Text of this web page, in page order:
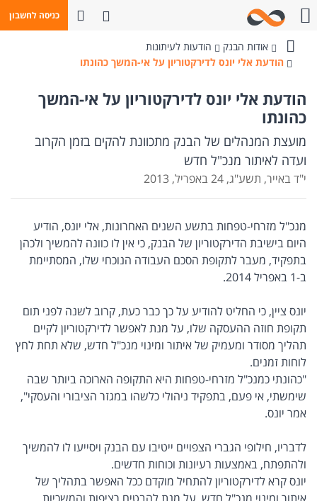
כניסה לחשבון
פתח חיפושחייגו אלינו
בנק
אודות הבנק
הודעות לעיתונות
הודעת אלי יונס לדירקטוריון על אי-המשך כהונתו
הודעת אלי יונס לדירקטוריון על אי-המשך
כהונתו
מועצת המנהלים של הבנק מתכוונת להקים בזמן הקרוב
ועדה לאיתור מנכ"ל חדש
י"ד באייר, תשע"ג, 24 באפריל, 2013
מנכ"ל מזרחי-טפחות בתשע השנים האחרונות, אלי יונס, הודיע
היום בישיבת הדירקטוריון של הבנק, כי אין לו כוונה להמשיך ולכהן
בתפקיד, מעבר לתקופת הסכם העבודה הנוכחי שלו, המסתיימת
ב-1 באפריל 2014.
יונס ציין, כי החליט להודיע על כך כבר כעת, קרוב לשנה לפני תום
תקופת חוזה ההעסקה שלו, על מנת לאפשר לדירקטוריון לקיים
תהליך מסודר ומעמיק של איתור ומינוי מנכ"ל חדש, שלא תחת לחץ
לוחות זמנים.
"כהונתי כמנכ"ל מזרחי-טפחות היא התקופה הארוכה ביותר שבה
שימשתי, אי פעם, בתפקיד ניהולי כלשהו במגזר הציבורי והעסקי",
אמר יונס.
לדבריו, חילופי הגברי הצפויים ייטיבו עם הבנק ויסייעו לו להמשיך
ולהתפתח, באמצעות רעיונות וכוחות חדשים.
יונס קרא לדירקטוריון להתחיל מוקדם ככל האפשר בתהליך של